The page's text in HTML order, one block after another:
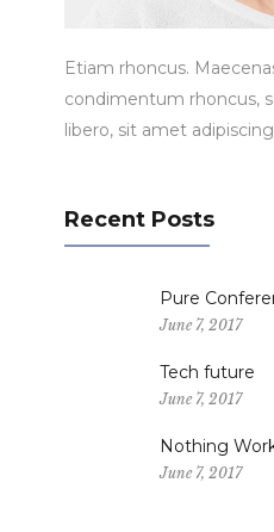
Etiam rhoncus.
condimentum rhoncus,
libero, sit amet
Recent Posts
Pure
June 7, 2017
Tech future
June 7, 2017
Nothing
June 7, 2017